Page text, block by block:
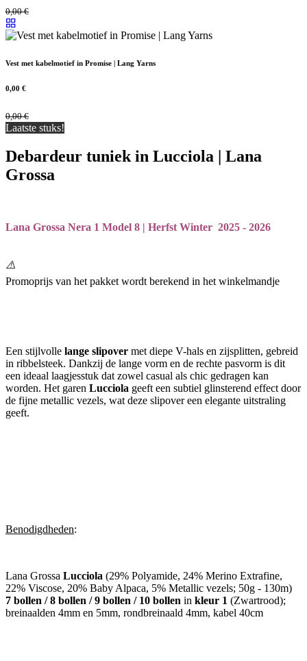
0,00€
Vest met kabelmotief in Promise | Lang Yarns
0,00 €
0,00€
Laatste stuks!
Debardeur tuniek in Lucciola | Lana
Grossa
Lana Grossa Nera 1 Model 8 | Herfst Winter 2025 - 2026
⚠️
Promoprijs van het pakket wordt berekend in het winkelmandje
Een stijlvolle lange slipover met diepe V-hals en zijsplitten, gebreid
in ribbelsteek. Dankzij de lange vorm en de rechte pasvorm is dit
een ideaal laagjesstuk dat zowel casual als chic gedragen kan
worden. Het garen Lucciola geeft een subtiel glinsterend effect door
de fijne metallic vezels, wat deze slipover een elegante uitstraling
geeft.
Benodigdheden:
Lana Grossa Lucciola (29% Polyamide, 24% Merino Extrafine,
22% Viscose, 20% Baby Alpaca, 5% Metallic vezels; 50g - 130m)
7 bollen / 8 bollen / 9 bollen / 10 bollen in kleur 1 (Zwartrood);
breinaalden 4mm en 5mm, rondbreinaald 4mm, kabel 40cm